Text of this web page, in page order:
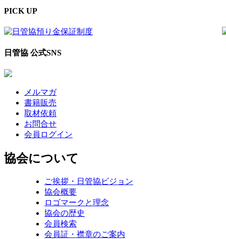
PICK UP
日管協 公式SNS
メルマガ
書籍販売
取材依頼
お問合せ
会員ログイン
協会について
ご挨拶・日管協ビジョン
協会概要
ロゴマークと理念
協会の歴史
会員検索
会員証・襟章のご案内